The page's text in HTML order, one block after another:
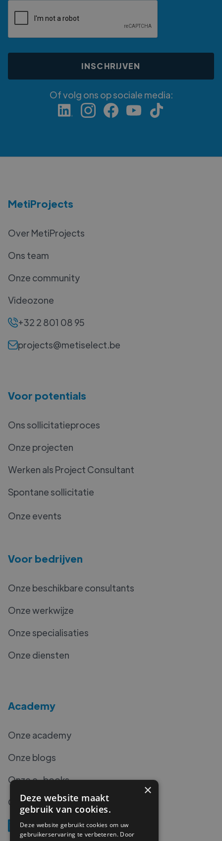
Of volg ons op sociale media:
MetiProjects
Over MetiProjects
Ons team
Onze community
Videozone
+32 2 801 08 95
projects@metiselect.be
Voor potentials
Ons sollicitatieproces
Onze projecten
Werken als Project Consultant
Spontane sollicitatie
Onze events
Voor bedrijven
Onze beschikbare consultants
Onze werkwijze
Onze specialisaties
Onze diensten
Academy
Onze academy
Onze blogs
Onze e-books
Onze podcasts
×
Deze website maakt
gebruik van cookies.
Deze website gebruikt cookies om uw
gebruikerservaring te verbeteren. Door